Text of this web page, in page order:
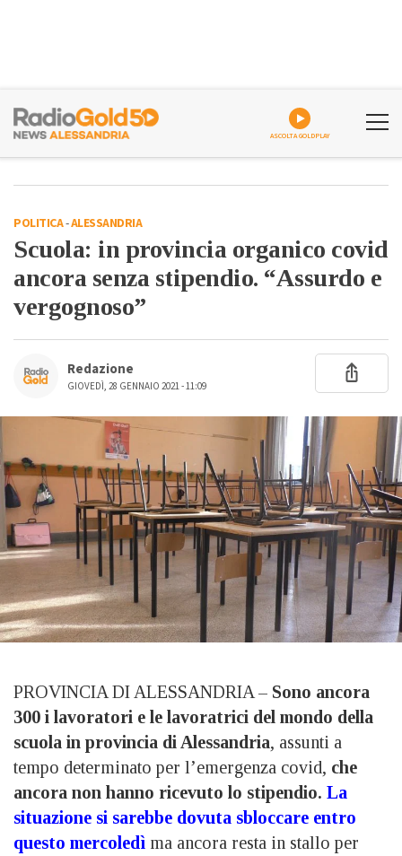
ASCOLTA GOLDPLAY
POLITICA-ALESSANDRIA
Scuola: in provincia organico covid
ancora senza stipendio. “Assurdo e
vergognoso”
Redazione
GIOVEDÌ, 28 GENNAIO 2021 - 11:09
PROVINCIA DI ALESSANDRIA – Sono ancora
300 i lavoratori e le lavoratrici del mondo della
scuola in provincia di Alessandria, assunti a
tempo determinato per l’emergenza covid, che
ancora non hanno ricevuto lo stipendio. La
situazione si sarebbe dovuta sbloccare entro
questo mercoledì ma ancora resta in stallo per